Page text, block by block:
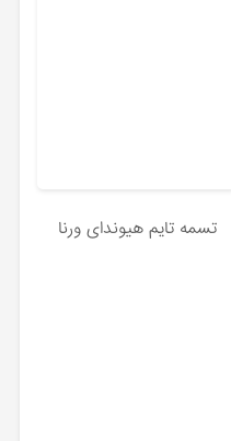
تسمه تایم هیوندای ورنا